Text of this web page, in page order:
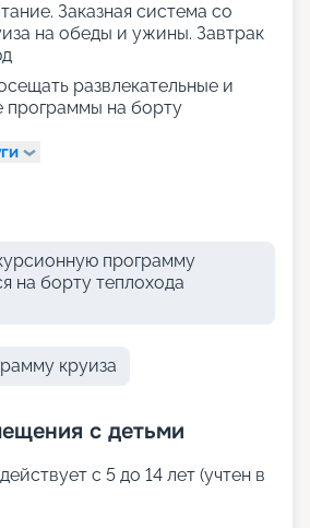
Заказная система со
на обеды и ужины. Завтрак
развлекательные и
программы на борту
программу
на борту теплохода
круиза
с детьми
с 5 до 14 лет (учтен в